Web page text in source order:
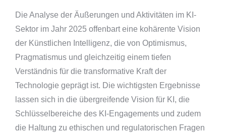
Die Analyse der Äußerungen und Aktivitäten im KI-
Sektor im Jahr 2025 offenbart eine kohärente Vision
der Künstlichen Intelligenz, die von Optimismus,
Pragmatismus und gleichzeitig einem tiefen
Verständnis für die transformative Kraft der
Technologie geprägt ist. Die wichtigsten Ergebnisse
lassen sich in die übergreifende Vision für KI, die
Schlüsselbereiche des KI-Engagements und zudem
die Haltung zu ethischen und regulatorischen Fragen